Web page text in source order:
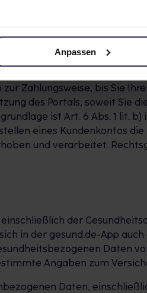
Anpassen
d. h. Ihre
E-Mail durch Klick auf den
automatisch aus
die von Ihnen
Anspruch zu nehmen.
Zahlungsweise, bis Sie
des Portals, soweit Sie
ist Art. 6 Abs. 1 lit. b)
eines Kundenkontos
und verarbeitet.
der
in der gesund.de-App
Daten
Angaben zum
Daten,